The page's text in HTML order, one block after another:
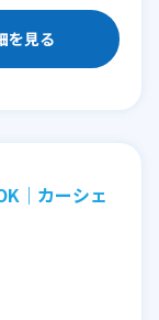
を見る
｜カーシェ